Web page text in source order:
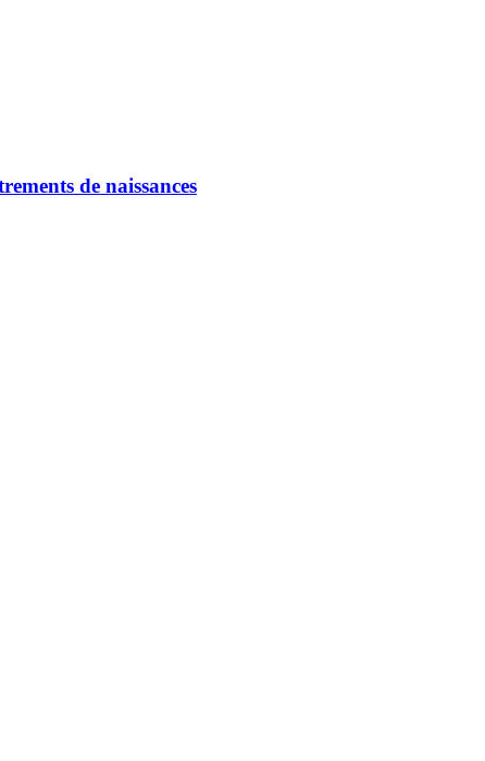
de naissances